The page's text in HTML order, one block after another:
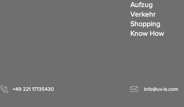
Aufzug
Verkehr
Shopping
Know How
+49 221 17735430 info@uv-is.com